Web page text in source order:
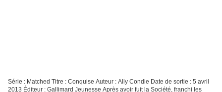
Série : Matched Titre : Conquise Auteur : Ally Condie Date de sortie : 5 avril
2013 Éditeur : Gallimard Jeunesse Après avoir fuit la Société, franchi les